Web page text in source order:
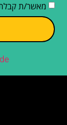
מאשר/ת קבלת